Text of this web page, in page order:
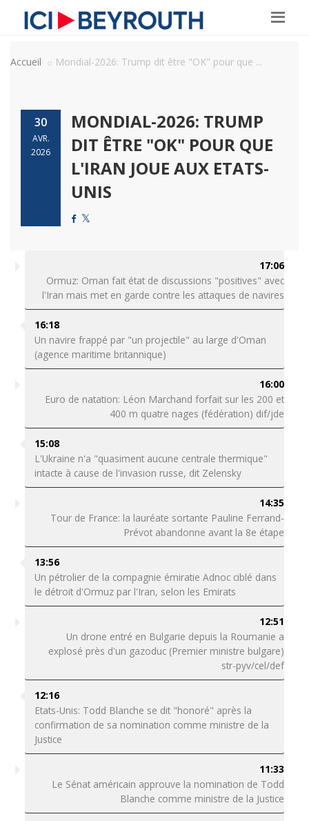
Accueil Mondial-2026: Trump dit être "OK" pour que ...
30
AVR.
2026
MONDIAL-2026: TRUMP
DIT ÊTRE "OK" POUR QUE
L'IRAN JOUE AUX ETATS-
UNIS
17:06
Ormuz: Oman fait état de discussions "positives" avec
l'Iran mais met en garde contre les attaques de navires
16:18
Un navire frappé par "un projectile" au large d'Oman
(agence maritime britannique)
16:00
Euro de natation: Léon Marchand forfait sur les 200 et
400 m quatre nages (fédération) dif/jde
15:08
L'Ukraine n'a "quasiment aucune centrale thermique"
intacte à cause de l'invasion russe, dit Zelensky
14:35
Tour de France: la lauréate sortante Pauline Ferrand-
Prévot abandonne avant la 8e étape
13:56
Un pétrolier de la compagnie émiratie Adnoc ciblé dans
le détroit d'Ormuz par l'Iran, selon les Emirats
12:51
Un drone entré en Bulgarie depuis la Roumanie a
explosé près d'un gazoduc (Premier ministre bulgare)
str-pyv/cel/def
12:16
Etats-Unis: Todd Blanche se dit "honoré" après la
confirmation de sa nomination comme ministre de la
Justice
11:33
Le Sénat américain approuve la nomination de Todd
Blanche comme ministre de la Justice